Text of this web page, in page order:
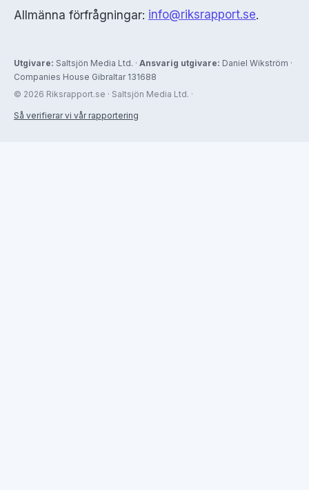
Allmänna förfrågningar: info@riksrapport.se.
Utgivare: Saltsjön Media Ltd. · Ansvarig utgivare: Daniel Wikström ·
Companies House Gibraltar 131688
© 2026 Riksrapport.se · Saltsjön Media Ltd. ·
Så verifierar vi vår rapportering